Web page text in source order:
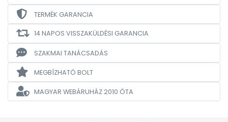
TERMÉK GARANCIA
14 NAPOS VISSZAKÜLDÉSI GARANCIA
SZAKMAI TANÁCSADÁS
MEGBÍZHATÓ BOLT
MAGYAR WEBÁRUHÁZ2010 ÓTA